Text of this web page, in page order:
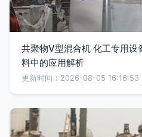
共聚物V型混合机 化工专用设
料中的应用解析
更新时间：2026-08-05 16:16:53